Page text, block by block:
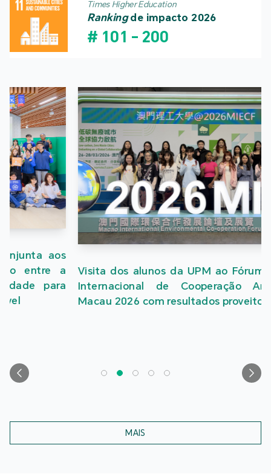
Times Higher Education
Rankingde impacto 2026
# 101 - 200
Visita dos alunos da UPM ao Fórum e Exposição
Internacional de Cooperação Ambiental de
Macau 2026 com resultados proveitosos
MAIS